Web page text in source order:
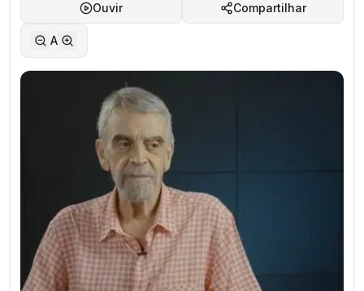
Ouvir Compartilhar
A